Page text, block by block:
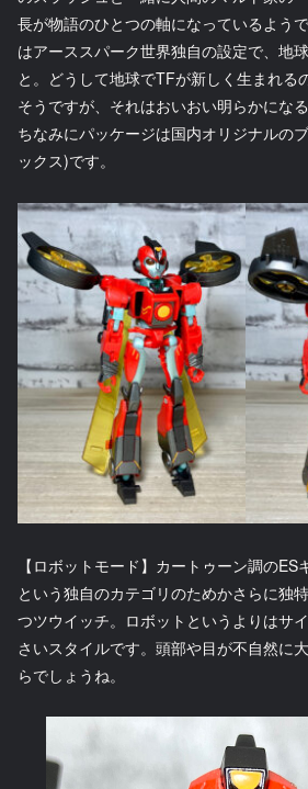
長が物語のひとつの軸になっているよう
はアーススパーク世界独自の設定で、地
と。どうして地球でTFが新しく生まれる
そうですが、それはおいおい明らかにな
ちなみにパッケージは国内オリジナルの
ックス)です。
【ロボットモード】カートゥーン調の
という独自のカテゴリのためかさらに独
つツウイッチ。ロボットというよりはサ
さいスタイルです。頭部や目が不自然に
らでしょうね。